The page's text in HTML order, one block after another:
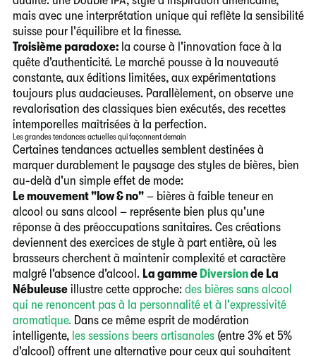
mais avec une interprétation unique qui reflète la sensibilité
suisse pour l'équilibre et la finesse.
Troisième paradoxe:la course à l'innovation face à la
quête d'authenticité. Le marché pousse à la nouveauté
constante, aux éditions limitées, aux expérimentations
toujours plus audacieuses. Parallèlement, on observe une
revalorisation des classiques bien exécutés, des recettes
intemporelles maîtrisées à la perfection.
Les grandes tendances actuelles qui façonnent demain
Certaines tendances actuelles semblent destinées à
marquer durablement le paysage des styles de bières, bien
au-delà d'un simple effet de mode:
Le mouvement "low & no" – bières à faible teneur en
alcool ou sans alcool – représente bien plus qu'une
réponse à des préoccupations sanitaires. Ces créations
deviennent des exercices de style à part entière, où les
brasseurs cherchent à maintenir complexité et caractère
malgré l'absence d'alcool. La gammeDiversionde La
Nébuleuseillustre cette approche: des bières sans alcool
qui ne renoncent pas à la personnalité et à l'expressivité
aromatique.Dans ce même esprit de modération
intelligente, les sessions beers artisanales(entre 3% et 5%
d'alcool) offrent une alternative pour ceux qui souhaitent